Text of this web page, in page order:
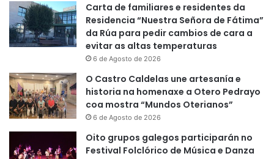
Carta de familiares e residentes da
Residencia “Nuestra Señora de Fátima”
da Rúa para pedir cambios de cara a
evitar as altas temperaturas
6 de Agosto de 2026
O Castro Caldelas une artesanía e
historia na homenaxe a Otero Pedrayo
coa mostra “Mundos Oterianos”
6 de Agosto de 2026
Oito grupos galegos participarán no
Festival Folclórico de Música e Danza